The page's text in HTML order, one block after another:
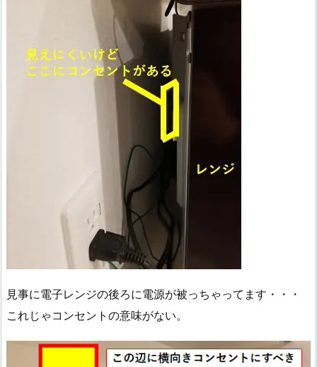
見事に電子レンジの後ろに電源が被っちゃってます・・・
これじゃコンセントの意味がない。